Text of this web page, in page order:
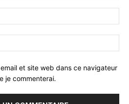
et site web dans ce navigateur
je commenterai.